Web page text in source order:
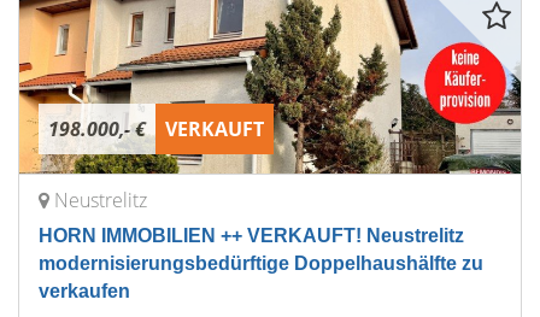
198.000,- € VERKAUFT
Neustrelitz
HORN IMMOBILIEN ++ VERKAUFT! Neustrelitz
modernisierungsbedürftige Doppelhaushälfte zu
verkaufen